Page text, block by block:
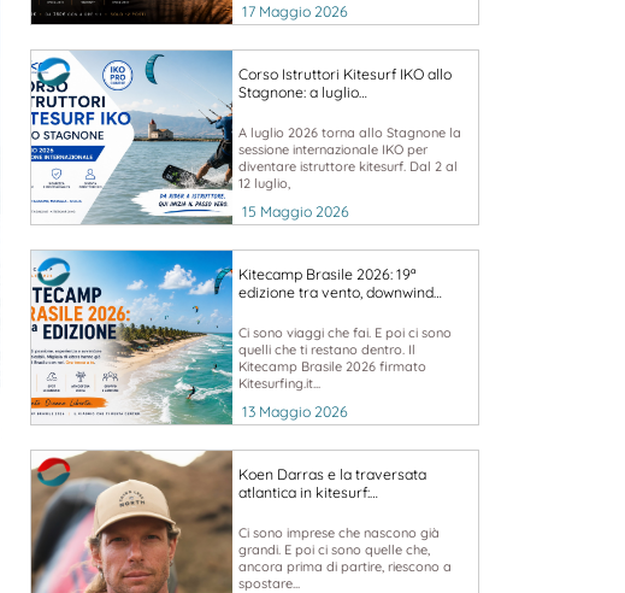
17 Maggio 2026
Corso Istruttori Kitesurf IKO allo
Stagnone: a luglio…
A luglio 2026 torna allo Stagnone la
sessione internazionale IKO per
diventare istruttore kitesurf. Dal 2 al
12 luglio,
15 Maggio 2026
Kitecamp Brasile 2026: 19ª
edizione tra vento, downwind…
Ci sono viaggi che fai. E poi ci sono
quelli che ti restano dentro. Il
Kitecamp Brasile 2026 firmato
Kitesurfing.it...
13 Maggio 2026
Koen Darras e la traversata
atlantica in kitesurf:…
Ci sono imprese che nascono già
grandi. E poi ci sono quelle che,
ancora prima di partire, riescono a
spostare...